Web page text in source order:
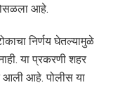
आहे.
निर्णय घेतल्यामुळे
या प्रकरणी शहर
आली आहे. पोलीस या